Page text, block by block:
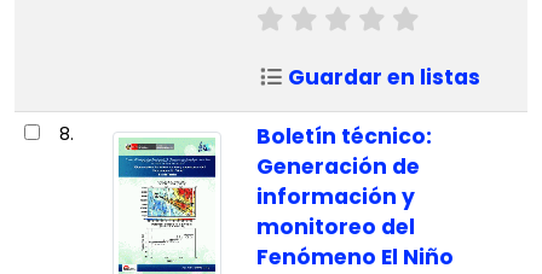
Guardar en listas
8.
Boletín técnico:
Generación de
información y
monitoreo del
Fenómeno El Niño